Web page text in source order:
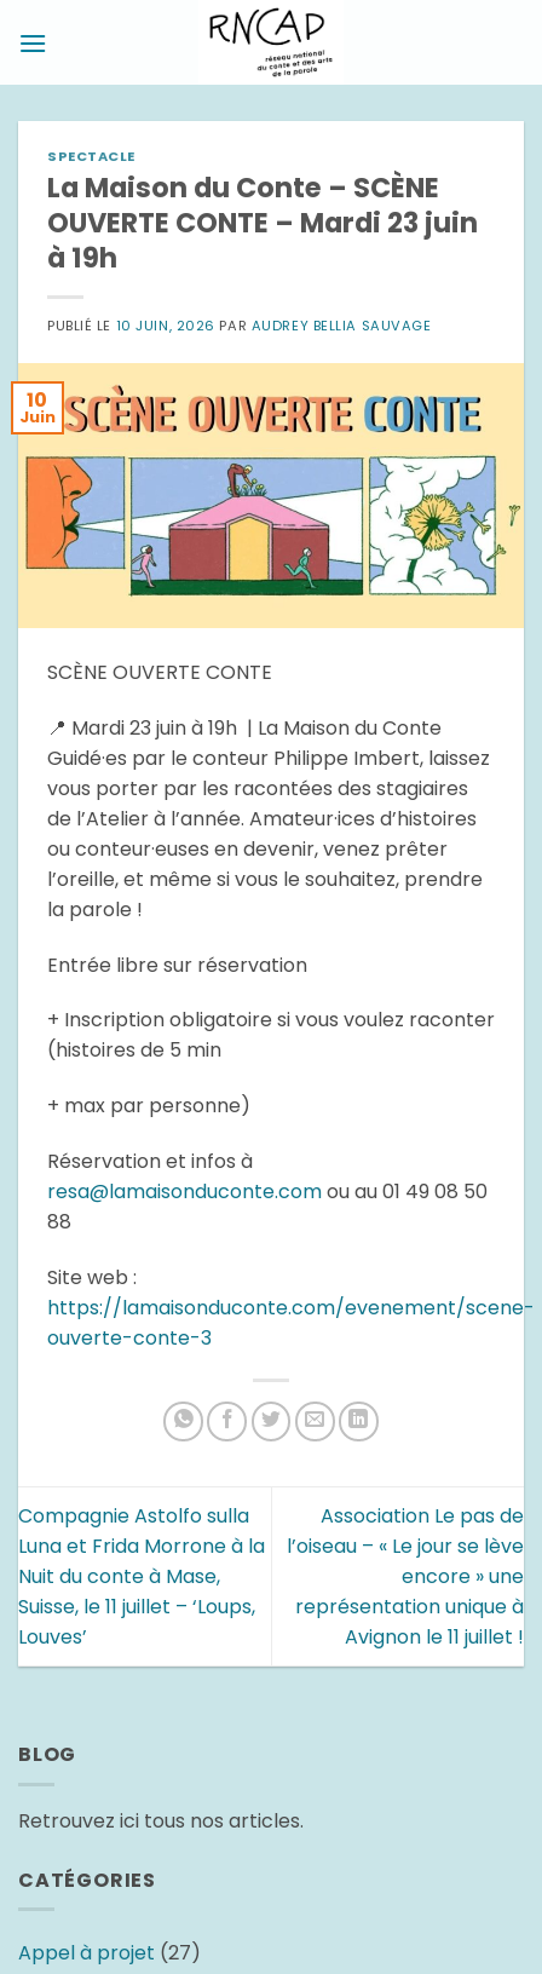
au
SPECTACLE
La Maison du Conte – SCÈNE
OUVERTE CONTE – Mardi 23 juin
à 19h
PUBLIÉ LE 10 JUIN, 2026 PAR AUDREY BELLIA SAUVAGE
10
Juin
SCÈNE OUVERTE CONTE
📍 Mardi 23 juin à 19h | La Maison du Conte
Guidé·es par le conteur Philippe Imbert, laissez
vous porter par les racontées des stagiaires
de l’Atelier à l’année. Amateur·ices d’histoires
ou conteur·euses en devenir, venez prêter
l’oreille, et même si vous le souhaitez, prendre
la parole !
Entrée libre sur réservation
+ Inscription obligatoire si vous voulez raconter
(histoires de 5 min
+ max par personne)
Réservation et infos à
resa@lamaisonduconte.comou au 01 49 08 50
88
Site web :
https://lamaisonduconte.com/evenement/scene-
ouverte-conte-3
Compagnie Astolfo sulla
Luna et Frida Morrone à la
Nuit du conte à Mase,
Suisse, le 11 juillet – ‘Loups,
Louves’
Association Le pas de
l’oiseau – « Le jour se lève
encore » une
représentation unique à
Avignon le 11 juillet !
BLOG
Retrouvez ici tous nos articles.
CATÉGORIES
Appel à projet (27)